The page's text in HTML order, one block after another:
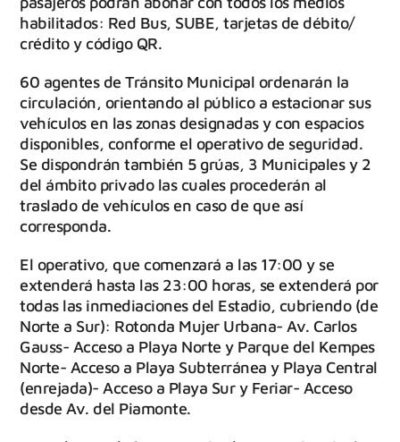
habilitados: Red Bus, SUBE, tarjetas de débito/
crédito y código QR.
60 agentes de Tránsito Municipal ordenarán la
circulación, orientando al público a estacionar sus
vehículos en las zonas designadas y con espacios
disponibles, conforme el operativo de seguridad.
Se dispondrán también 5 grúas, 3 Municipales y 2
del ámbito privado las cuales procederán al
traslado de vehículos en caso de que así
corresponda.
El operativo, que comenzará a las 17:00 y se
extenderá hasta las 23:00 horas, se extenderá por
todas las inmediaciones del Estadio, cubriendo (de
Norte a Sur): Rotonda Mujer Urbana- Av. Carlos
Gauss- Acceso a Playa Norte y Parque del Kempes
Norte- Acceso a Playa Subterránea y Playa Central
(enrejada)- Acceso a Playa Sur y Feriar- Acceso
desde Av. del Piamonte.